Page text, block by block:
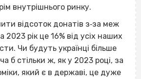
внутрішнього ринку.
відсоток донатів з‐за меж
2023 рік це 16% від усіх наших
Чи будуть українці більше
б стільки ж, як у 2023 році, за
який є в державі, це дуже